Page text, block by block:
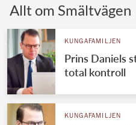
VÄRLDENS
Allt om Smältvägen
KUNGAFAMILJEN
Prins Daniels
total kontroll
KUNGAFAMILJEN